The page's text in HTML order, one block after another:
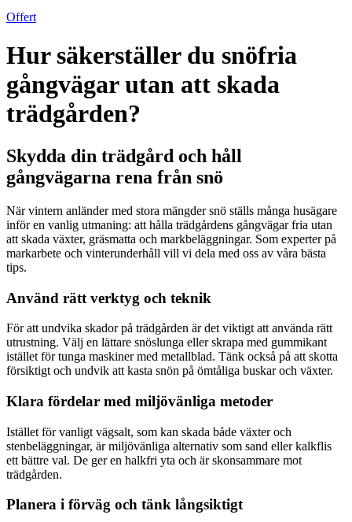
Offert
Hur säkerställer du snöfria
gångvägar utan att skada
trädgården?
Skydda din trädgård och håll
gångvägarna rena från snö
När vintern anländer med stora mängder snö ställs många husägare
inför en vanlig utmaning: att hålla trädgårdens gångvägar fria utan
att skada växter, gräsmatta och markbeläggningar. Som experter på
markarbete och vinterunderhåll vill vi dela med oss av våra bästa
tips.
Använd rätt verktyg och teknik
För att undvika skador på trädgården är det viktigt att använda rätt
utrustning. Välj en lättare snöslunga eller skrapa med gummikant
istället för tunga maskiner med metallblad. Tänk också på att skotta
försiktigt och undvik att kasta snön på ömtåliga buskar och växter.
Klara fördelar med miljövänliga metoder
Istället för vanligt vägsalt, som kan skada både växter och
stenbeläggningar, är miljövänliga alternativ som sand eller kalkflis
ett bättre val. De ger en halkfri yta och är skonsammare mot
trädgården.
Planera i förväg och tänk långsiktigt